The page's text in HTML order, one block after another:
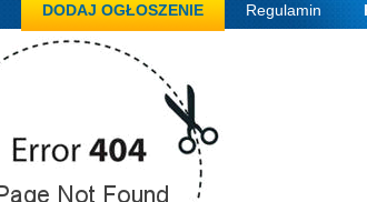
DODAJ OGŁOSZENIE Regulamin